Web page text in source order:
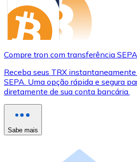
Compre tron com transferência
Receba seus TRX
SEPA. Uma opção rápida e segura
diretamente de sua conta bancária.
Sabe mais